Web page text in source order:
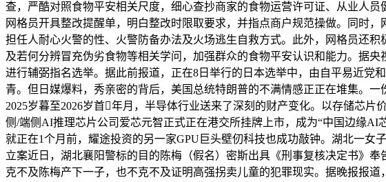
查，严酷对照食物平安相关尺度，细心查抄商家的食物运营许可证、从业人
网格员开具整改提醒单，明白整改时限取要求，并指点商户规范操做。同时
担任人耐心火警的性、火警防备办法及火场逃生自救方式。此外，网格员还
及若何分辨冒充伪劣食物等相关学问，加强群众的食物平安认识和能力。据
进行辅弼指名选举。据此前报道，正在8日举行的日本选举中，由自平易近党
青。但日媒爆料，秀亲密的背后，美国总统特朗普的不满情感正正在堆集。
2025岁暮至2026岁首年月，半导体行业送来了深刻的财产变化。以存储芯
侧/端侧AI推理芯片公司爱芯元智正式正在港交所挂牌上市，成为“中国边缘AI
就正在1个月前，耀途投资的另一家GPU巨头壁仞科技也成功敲钟。湖北一
立案近日，湖北襄阳警标的目的陈梅（假名）密斯出具《刑事复核决定书》
克不及陈梅产下一子，也不克不及证明高强拐卖儿童的犯罪现实。据晚报报